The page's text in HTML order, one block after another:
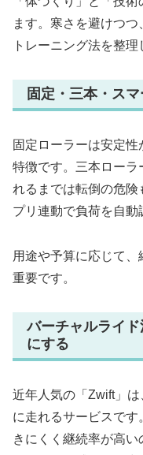
ます。寒さを避けつ
トレーニング法を整理
固定・三本・ス
固定ローラーは安定
特徴です。三本ロー
れるまでは転倒の危
プリ連動で負荷を自動
用途や予算に応じて
重要です。
バーチャルライ
にする
近年人気の「Zwift」
に走れるサービスで
きにくく継続率が高